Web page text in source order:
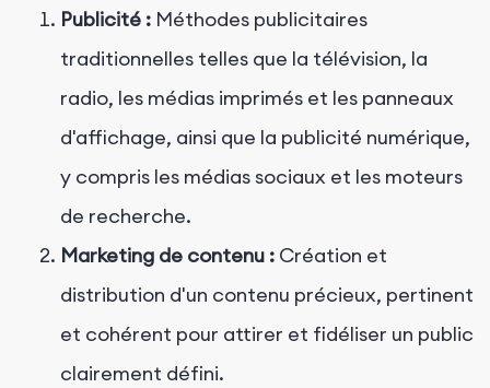
Publicité : Méthodes publicitaires
traditionnelles telles que la télévision, la
radio, les médias imprimés et les panneaux
d'affichage, ainsi que la publicité numérique,
y compris les médias sociaux et les moteurs
de recherche.
Marketing de contenu : Création et
distribution d'un contenu précieux, pertinent
et cohérent pour attirer et fidéliser un public
clairement défini.